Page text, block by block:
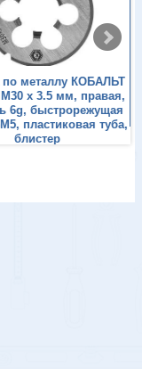
по металлу КОБАЛЬТ
х 3.5 мм, правая,
6g, быстрорежущая
пластиковая туба,
блистер